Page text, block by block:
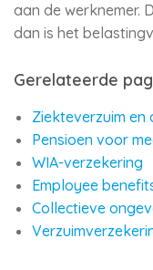
aan de werknemer.
dan is het
Gerelateerde
Ziekteverzuim en
Pensioen voor
WIA-verzekering
Employee
Collectieve